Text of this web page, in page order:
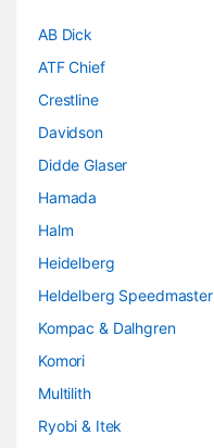
AB Dick
ATF Chief
Crestline
Davidson
Didde Glaser
Hamada
Halm
Heidelberg
Heldelberg Speedmaster
Kompac & Dalhgren
Komori
Multilith
Ryobi & Itek